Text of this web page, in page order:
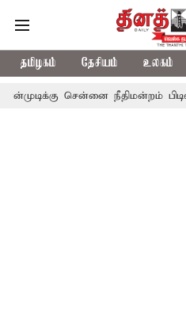
தமிழகம் தேசியம் உலகம்
நீதிமன்றம் பிடிவாராண்ட்